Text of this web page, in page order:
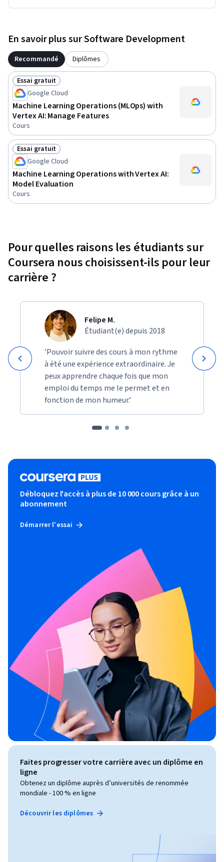
En savoir plus sur Software Development
Recommandé Diplômes
Statut : Essai gratuit
Essai gratuit
Google Cloud
Machine Learning Operations (MLOps) with
Vertex AI: Manage Features
Cours
Statut : Essai gratuit
Essai gratuit
Google Cloud
Machine Learning Operations with Vertex AI:
Model Evaluation
Cours
Pour quelles raisons les étudiants sur
Coursera nous choisissent-ils pour leur
carrière ?
Felipe M.
Étudiant(e) depuis 2018
’Pouvoir suivre des cours à mon rythme
à été une expérience extraordinaire. Je
peux apprendre chaque fois que mon
emploi du temps me le permet et en
fonction de mon humeur.’
Débloquez l'accès à plus de 10 000 cours grâce à un
abonnement
Démarrer l'essai
Faites progresser votre carrière avec un diplôme en
ligne
Obtenez un diplôme auprès d’universités de renommée
mondiale - 100 % en ligne
Découvrir les diplômes